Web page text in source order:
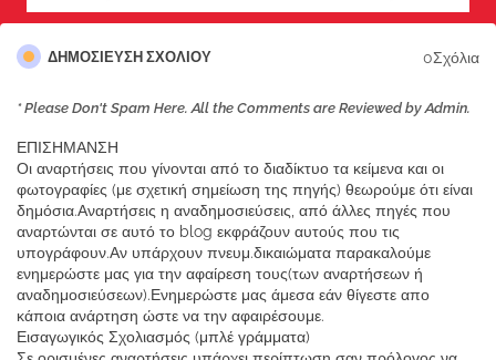
ΔΗΜΟΣΊΕΥΣΗ ΣΧΟΛΊΟΥ 0Σχόλια
* Please Don't Spam Here. All the Comments are Reviewed by Admin.
ΕΠΙΣΗΜΑΝΣΗ
Οι αναρτήσεις που γίνονται από το διαδίκτυο τα κείμενα και οι
φωτογραφίες (με σχετική σημείωση της πηγής) θεωρούμε ότι είναι
δημόσια.Αναρτήσεις η αναδημοσιεύσεις, από άλλες πηγές που
αναρτώνται σε αυτό το blog εκφράζουν αυτούς που τις
υπογράφουν.Αν υπάρχουν πνευμ.δικαιώματα παρακαλούμε
ενημερώστε μας για την αφαίρεση τους(των αναρτήσεων ή
αναδημοσιεύσεων).Ενημερώστε μας άμεσα εάν θίγεστε απο
κάποια ανάρτηση ώστε να την αφαιρέσουμε.
Εισαγωγικός Σχολιασμός (μπλέ γράμματα)